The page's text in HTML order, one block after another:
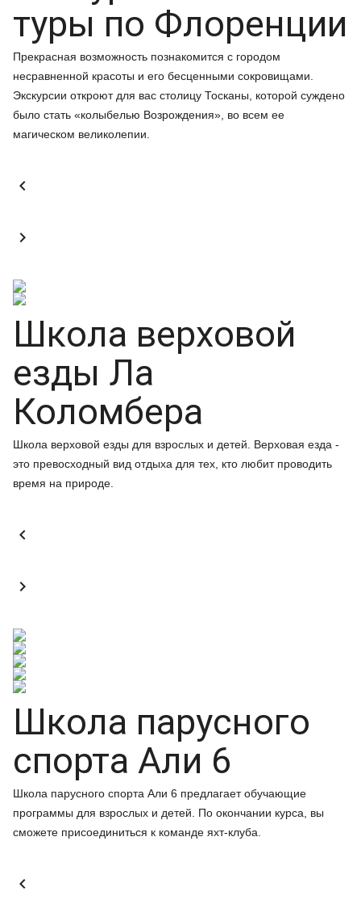
туры по Флоренции
Прекрасная возможность познакомится с городом
несравненной красоты и его бесценными сокровищами.
Экскурсии откроют для вас столицу Тосканы, которой суждено
было стать «колыбелью Возрождения», во всем ее
магическом великолепии.


Школа верховой
езды Ла
Коломбера
Школа верховой езды для взрослых и детей. Верховая езда -
это превосходный вид отдыха для тех, кто любит проводить
время на природе.


Школа парусного
спорта Али 6
Школа парусного спорта Али 6 предлагает обучающие
программы для взрослых и детей. По окончании курса, вы
сможете присоединиться к команде яхт-клуба.
